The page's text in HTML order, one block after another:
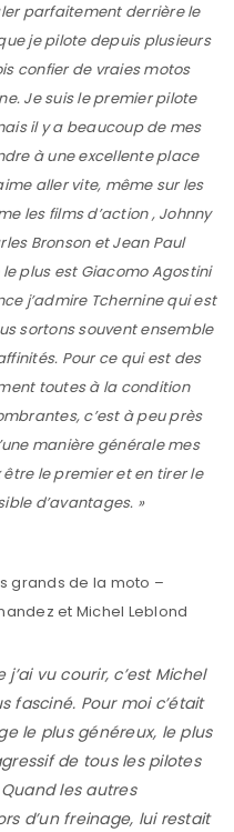
parfaitement derrière le
je pilote depuis plusieurs
confier de vraies motos
Je suis le premier pilote
il y a beaucoup de mes
à une excellente place
aller vite, même sur les
les films d’action , Johnny
Bronson et Jean Paul
plus est Giacomo Agostini
j’admire Tchernine qui est
sortons souvent ensemble
Pour ce qui est des
toutes à la condition
c’est à peu près
manière générale mes
le premier et en tirer le
d’avantages. »
grands de la moto –
et Michel Leblond
vu courir, c’est Michel
fasciné. Pour moi c’était
le plus généreux, le plus
de tous les pilotes
les autres
d’un freinage, lui restait